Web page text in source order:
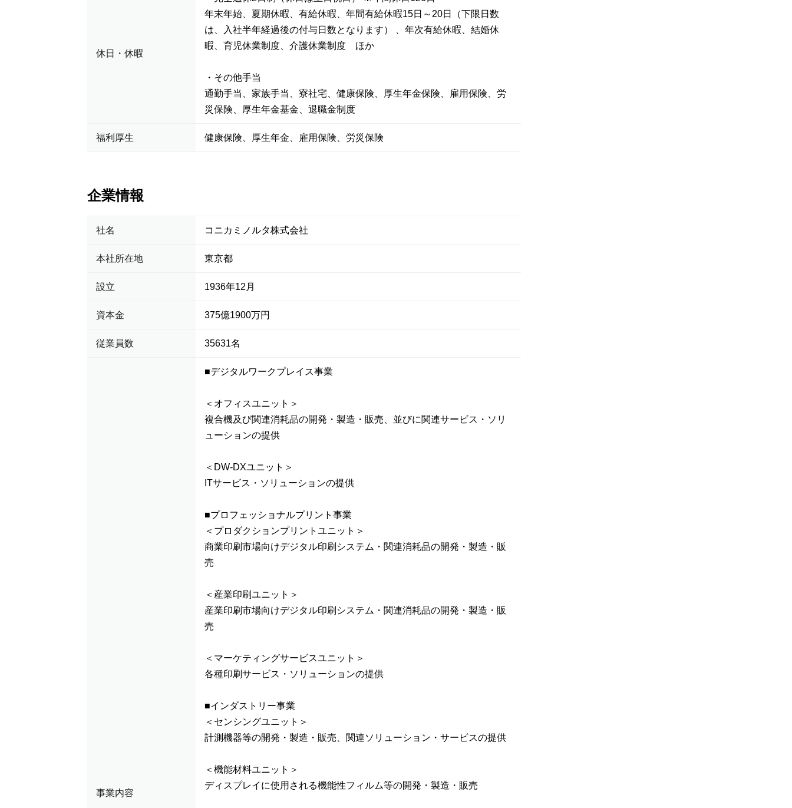
休日・休暇
年末年始、夏期休暇、有給休暇、年間有給休暇15日～20日（下限日数
は、入社半年経過後の付与日数となります） 、年次有給休暇、結婚休
暇、育児休業制度、介護休業制度 ほか
・その他手当
通勤手当、家族手当、寮社宅、健康保険、厚生年金保険、雇用保険、労
災保険、厚生年金基金、退職金制度
福利厚生 健康保険、厚生年金、雇用保険、労災保険
企業情報
社名 コニカミノルタ株式会社
本社所在地 東京都
設立 1936年12月
資本金 375億1900万円
従業員数 35631名
事業内容
■デジタルワークプレイス事業
＜オフィスユニット＞
複合機及び関連消耗品の開発・製造・販売、並びに関連サービス・ソリ
ューションの提供
＜DW-DXユニット＞
ITサービス・ソリューションの提供
■プロフェッショナルプリント事業
＜プロダクションプリントユニット＞
商業印刷市場向けデジタル印刷システム・関連消耗品の開発・製造・販
売
＜産業印刷ユニット＞
産業印刷市場向けデジタル印刷システム・関連消耗品の開発・製造・販
売
＜マーケティングサービスユニット＞
各種印刷サービス・ソリューションの提供
■インダストリー事業
＜センシングユニット＞
計測機器等の開発・製造・販売、関連ソリューション・サービスの提供
＜機能材料ユニット＞
ディスプレイに使用される機能性フィルム等の開発・製造・販売